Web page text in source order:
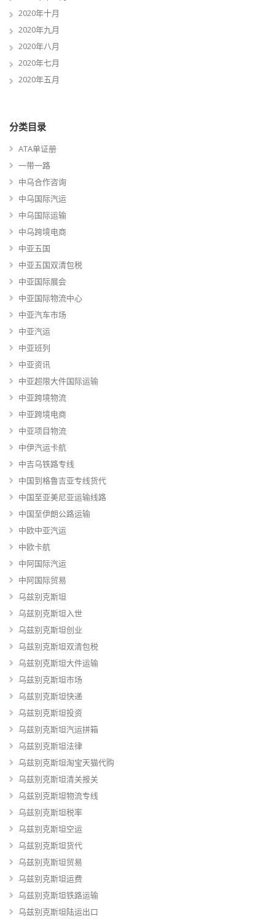
2020年十月
2020年九月
2020年八月
2020年七月
2020年五月
分类目录
ATA单证册
一带一路
中乌合作咨询
中乌国际汽运
中乌国际运输
中乌跨境电商
中亚五国
中亚五国双清包税
中亚国际展会
中亚国际物流中心
中亚汽车市场
中亚汽运
中亚班列
中亚资讯
中亚超限大件国际运输
中亚跨境物流
中亚跨境电商
中亚项目物流
中伊汽运卡航
中吉乌铁路专线
中国到格鲁吉亚专线货代
中国至亚美尼亚运输线路
中国至伊朗公路运输
中欧中亚汽运
中欧卡航
中阿国际汽运
中阿国际贸易
乌兹别克斯坦
乌兹别克斯坦入世
乌兹别克斯坦创业
乌兹别克斯坦双清包税
乌兹别克斯坦大件运输
乌兹别克斯坦市场
乌兹别克斯坦快递
乌兹别克斯坦投资
乌兹别克斯坦汽运拼箱
乌兹别克斯坦法律
乌兹别克斯坦淘宝天猫代购
乌兹别克斯坦清关报关
乌兹别克斯坦物流专线
乌兹别克斯坦税率
乌兹别克斯坦空运
乌兹别克斯坦货代
乌兹别克斯坦贸易
乌兹别克斯坦运费
乌兹别克斯坦铁路运输
乌兹别克斯坦陆运出口